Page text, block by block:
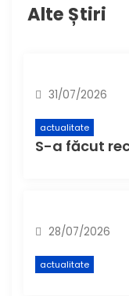
Alte Știri
31/07/2026
actualitate
28/07/2026
actualitate